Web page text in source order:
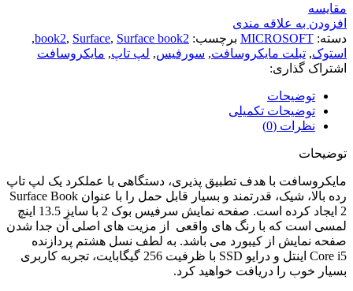
مقايسه
افزودن به علاقه مندی
دسته: MICROSOFT برچسب: book2, Surface, Surface book2
,
استوک, تبلت مایکروسافت, سورفیس, لپ تاپ, مایکروسافت
اشتراک گذاری:
توضیحات
توضیحات تکمیلی
نظرات (0)
توضیحات
مایکروسافت با هدف تطبیق پذیری، دستگاهی با عملکرد یک لپ تاپ
رده بالا، شیک، قدرتمند و بسیار قابل حمل را با عنوان Surface Book
2 ایجاد کرده است. صفحه نمایش سرفیس بوک 2 با سایز 13.5 اینچ
لمسی است که با رنگ های واقعی از مزیت های اصلی آن جدا شدن
صفحه نمایش از کیبورد می باشد. به لطف نسل هشتم پردازنده
Core i5 اینتل و درایو SSD با ظرفیت 256 گیگابایت، تجربه کاربری
بسیار خوب را دریافت خواهید کرد.